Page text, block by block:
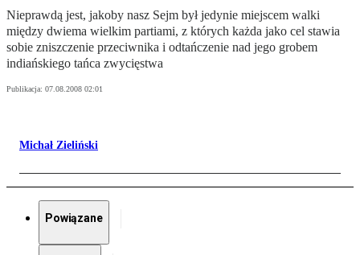
Nieprawdą jest, jakoby nasz Sejm był jedynie miejscem walki
między dwiema wielkim partiami, z których każda jako cel stawia
sobie zniszczenie przeciwnika i odtańczenie nad jego grobem
indiańskiego tańca zwycięstwa
Publikacja: 07.08.2008 02:01
Michał Zieliński
Powiązane